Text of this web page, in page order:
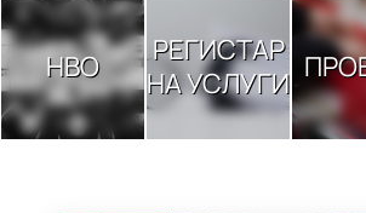
НВО
РЕГИСТАР
НА УСЛУГИ